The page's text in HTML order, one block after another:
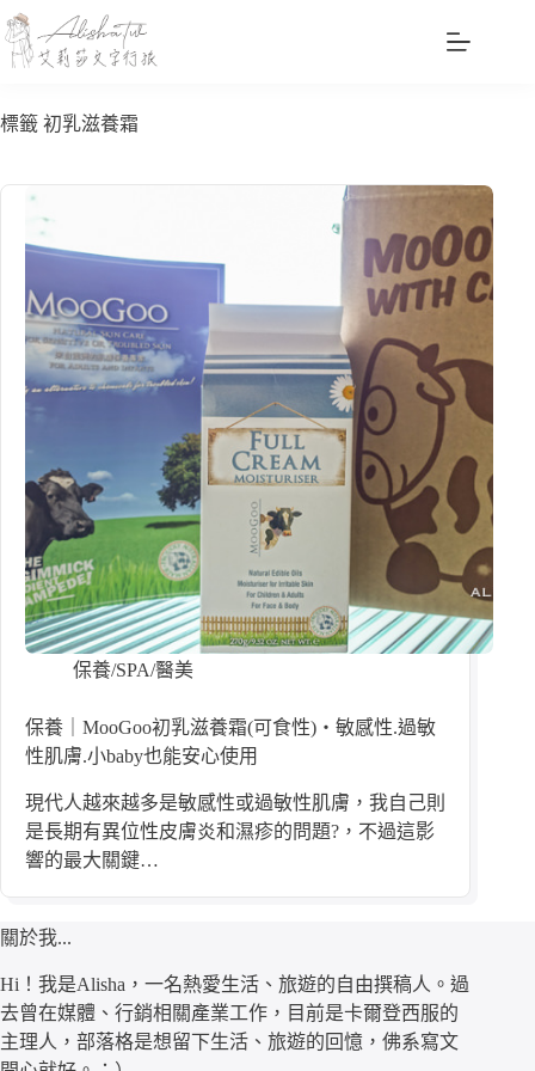
跳
至
主
內
標籤 初乳滋養霜
保養/SPA/醫美
保養｜MooGoo初乳滋養霜(可食性)・敏感性.過敏
性肌膚.小baby也能安心使用
現代人越來越多是敏感性或過敏性肌膚，我自己則
是長期有異位性皮膚炎和濕疹的問題?，不過這影
響的最大關鍵…
關於我...
Hi！我是Alisha，一名熱愛生活、旅遊的自由撰稿人。過
去曾在媒體、行銷相關產業工作，目前是卡爾登西服的
主理人，部落格是想留下生活、旅遊的回憶，佛系寫文